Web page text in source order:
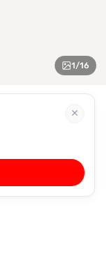
1/16
✕